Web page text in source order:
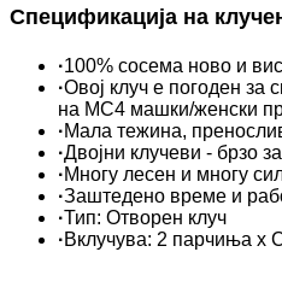
Спецификација на
·100% сосема ново и
·Овој клуч е погоден за
на MC4 машки/женски
·Мала тежина,
·Двојни клучеви - брзо
·Многу лесен и многу
·Заштедено време и
·Тип: Отворен клуч
·Вклучува: 2 парчиња x